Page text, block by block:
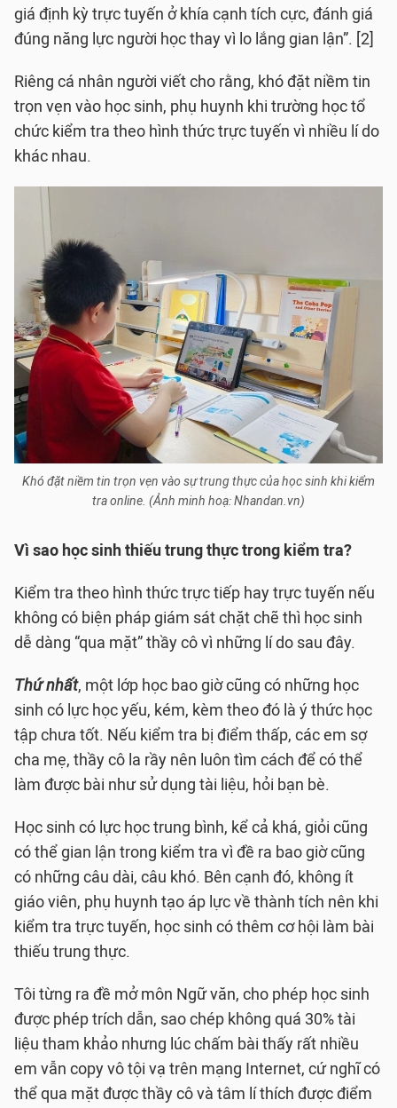
giá định kỳ trực tuyến ở khía cạnh tích cực, đánh giá
đúng năng lực người học thay vì lo lắng gian lận”. [2]
Riêng cá nhân người viết cho rằng, khó đặt niềm tin
trọn vẹn vào học sinh, phụ huynh khi trường học tổ
chức kiểm tra theo hình thức trực tuyến vì nhiều lí do
khác nhau.
Khó đặt niềm tin trọn vẹn vào sự trung thực của học sinh khi kiểm
tra online. (Ảnh minh hoạ: Nhandan.vn)
Vì sao học sinh thiếu trung thực trong kiểm tra?
Kiểm tra theo hình thức trực tiếp hay trực tuyến nếu
không có biện pháp giám sát chặt chẽ thì học sinh
dễ dàng “qua mặt” thầy cô vì những lí do sau đây.
Thứ nhất, một lớp học bao giờ cũng có những học
sinh có lực học yếu, kém, kèm theo đó là ý thức học
tập chưa tốt. Nếu kiểm tra bị điểm thấp, các em sợ
cha mẹ, thầy cô la rầy nên luôn tìm cách để có thể
làm được bài như sử dụng tài liệu, hỏi bạn bè.
Học sinh có lực học trung bình, kể cả khá, giỏi cũng
có thể gian lận trong kiểm tra vì đề ra bao giờ cũng
có những câu dài, câu khó. Bên cạnh đó, không ít
giáo viên, phụ huynh tạo áp lực về thành tích nên khi
kiểm tra trực tuyến, học sinh có thêm cơ hội làm bài
thiếu trung thực.
Tôi từng ra đề mở môn Ngữ văn, cho phép học sinh
được phép trích dẫn, sao chép không quá 30% tài
liệu tham khảo nhưng lúc chấm bài thấy rất nhiều
em vẫn copy vô tội vạ trên mạng Internet, cứ nghĩ có
thể qua mặt được thầy cô và tâm lí thích được điểm